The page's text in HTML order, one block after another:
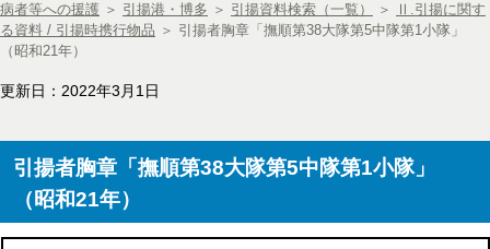
病者等への援護 ＞ 引揚港・博多 ＞ 引揚資料検索（一覧） ＞
Ⅱ.引揚に関す
る資料 / 引揚時携行物品 ＞ 引揚者胸章「撫順第38大隊第5中隊第1小隊」
（昭和21年）
更新日：2022年3月1日
引揚者胸章「撫順第38大隊第5中隊第1小隊」
（昭和21年）